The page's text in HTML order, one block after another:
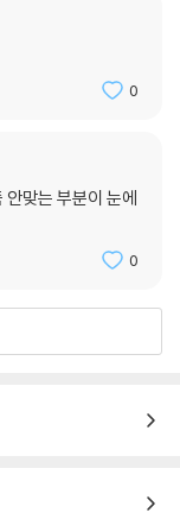
는데, 그중 가장 마음
“이건 미운 말이
모가 사용하는 말투
찾기 등의 활동에 무척
는 걸 스스로 깨닫기
0
맞는 부분이 눈에
0